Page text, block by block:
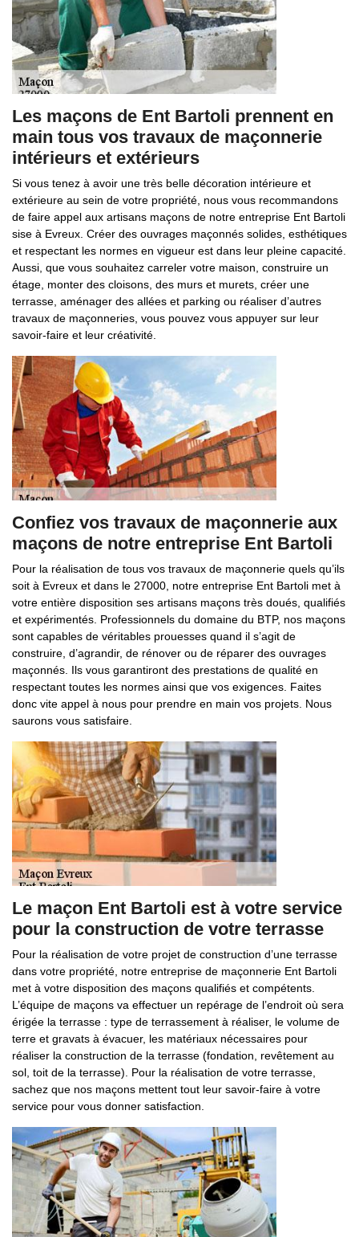
Les maçons de Ent Bartoli prennent en
main tous vos travaux de maçonnerie
intérieurs et extérieurs
Si vous tenez à avoir une très belle décoration intérieure et
extérieure au sein de votre propriété, nous vous recommandons
de faire appel aux artisans maçons de notre entreprise Ent Bartoli
sise à Evreux. Créer des ouvrages maçonnés solides, esthétiques
et respectant les normes en vigueur est dans leur pleine capacité.
Aussi, que vous souhaitez carreler votre maison, construire un
étage, monter des cloisons, des murs et murets, créer une
terrasse, aménager des allées et parking ou réaliser d’autres
travaux de maçonneries, vous pouvez vous appuyer sur leur
savoir-faire et leur créativité.
Confiez vos travaux de maçonnerie aux
maçons de notre entreprise Ent Bartoli
Pour la réalisation de tous vos travaux de maçonnerie quels qu’ils
soit à Evreux et dans le 27000, notre entreprise Ent Bartoli met à
votre entière disposition ses artisans maçons très doués, qualifiés
et expérimentés. Professionnels du domaine du BTP, nos maçons
sont capables de véritables prouesses quand il s’agit de
construire, d’agrandir, de rénover ou de réparer des ouvrages
maçonnés. Ils vous garantiront des prestations de qualité en
respectant toutes les normes ainsi que vos exigences. Faites
donc vite appel à nous pour prendre en main vos projets. Nous
saurons vous satisfaire.
Le maçon Ent Bartoli est à votre service
pour la construction de votre terrasse
Pour la réalisation de votre projet de construction d’une terrasse
dans votre propriété, notre entreprise de maçonnerie Ent Bartoli
met à votre disposition des maçons qualifiés et compétents.
L’équipe de maçons va effectuer un repérage de l’endroit où sera
érigée la terrasse : type de terrassement à réaliser, le volume de
terre et gravats à évacuer, les matériaux nécessaires pour
réaliser la construction de la terrasse (fondation, revêtement au
sol, toit de la terrasse). Pour la réalisation de votre terrasse,
sachez que nos maçons mettent tout leur savoir-faire à votre
service pour vous donner satisfaction.